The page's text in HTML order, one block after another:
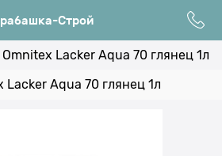
Строй
Lacker Aqua 70 глянец 1л
Lacker Aqua 70 глянец 1л